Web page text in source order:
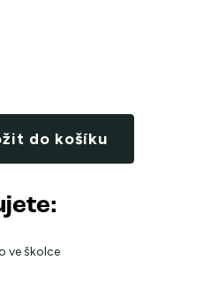
do košíku
ve školce